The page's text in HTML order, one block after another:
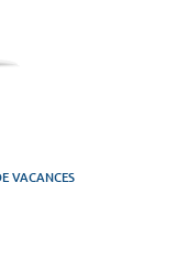
VACANCES